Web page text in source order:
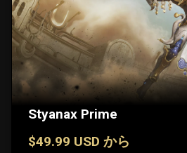
Styanax Prime
$49.99 USD から